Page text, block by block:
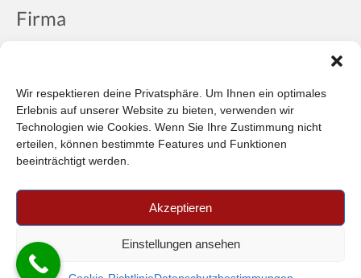
Wir respektieren deine Privatsphäre. Um Ihnen ein optimales
Erlebnis auf unserer Website zu bieten, verwenden wir
Technologien wie Cookies. Wenn Sie Ihre Zustimmung nicht
erteilen, können bestimmte Features und Funktionen
beeinträchtigt werden.
Akzeptieren
Einstellungen ansehen
Firma
Über uns
Informationen
Plattform der EU-Kommission zur Online-Streitbeilegung
Unsere AGB (PDF)
© 2026 Car-in Automotive GmbH